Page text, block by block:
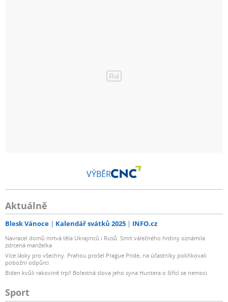
VÝBĚR
Aktuálně
Blesk Vánoce Kalendář svátků 2025 INFO.cz
Navracel domů mrtvá těla Ukrajinců i Rusů: Smrt válečného hrdiny oznámila
zdrcená manželka
Více lásky pro všechny. Prahou prošel Prague Pride, na účastníky pokřikovali
pobožní odpůrci
Biden kvůli rakovině trpí! Bolestná slova jeho syna Huntera o šířící se nemoci
Sport